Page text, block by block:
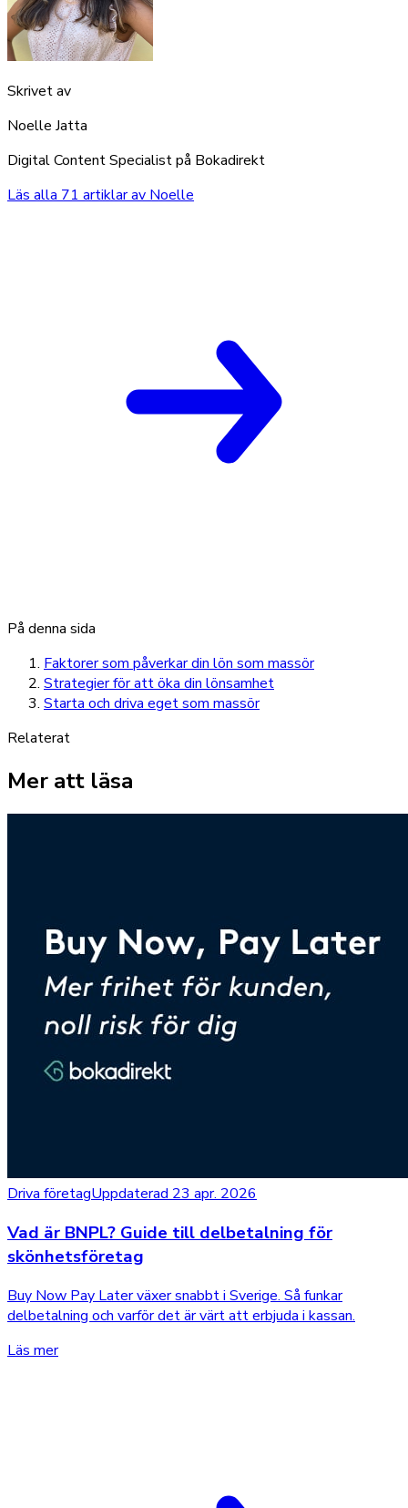
Skrivet av
Noelle Jatta
Digital Content Specialist på Bokadirekt
Läs alla71artiklar avNoelle
På denna sida
Faktorer som påverkar din lön som massör
Strategier för att öka din lönsamhet
Starta och driva eget som massör
Relaterat
Mer att läsa
Driva företagUppdaterad 23 apr. 2026
Vad är BNPL? Guide till delbetalning för
skönhetsföretag
Buy Now Pay Later växer snabbt i Sverige. Så funkar
delbetalning och varför det är värt att erbjuda i kassan.
Läs mer